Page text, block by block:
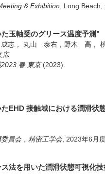
& Exhibition
Long Beach,
玉軸受のグリース温度予測"
志， 丸山 泰右，野木 高，
広
2023 春 東京(2023)
EHD 接触域における潤滑状
員会，精密工学会, 2023年6月
法を用いた潤滑状態可視化